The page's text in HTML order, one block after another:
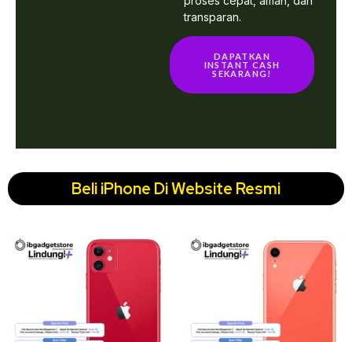
transparan.
DAPATKAN
INSTANT CASH
SEKARANG!
Beli iPhone Di Website Resmi